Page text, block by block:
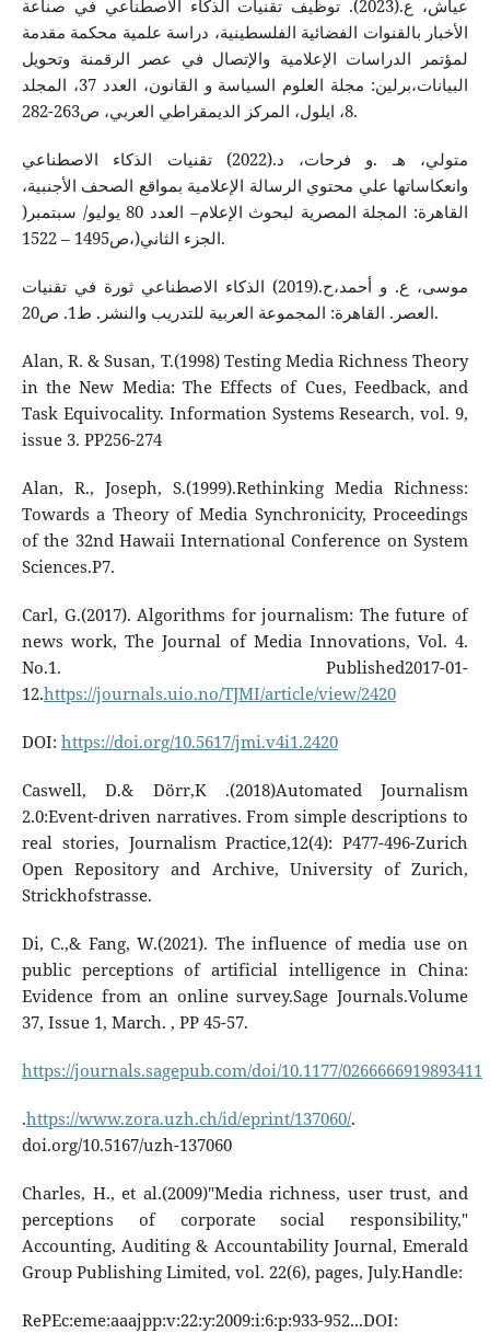
عياش، ع.(2023). توظيف تقنيات الذكاء الاصطناعي في صناعة
الأخبار بالقنوات الفضائية الفلسطينية، دراسة علمية محكمة مقدمة
لمؤتمر الدراسات الإعلامية والإتصال في عصر الرقمنة وتحويل
البيانات،برلين: مجلة العلوم السياسة و القانون، العدد 37، المجلد
8، ايلول، المركز الديمقراطي العربي، ص263-282.
متولي، هـ .و فرحات، د.(2022) تقنيات الذكاء الاصطناعي
وانعكاساتها علي محتوي الرسالة الإعلامية بمواقع الصحف الأجنبية،
القاهرة: المجلة المصرية لبحوث الإعلام– العدد 80 يوليو/ سبتمبر(
الجزء الثاني(،ص1495 – 1522.
موسى، ع. و أحمد،ح.(2019) الذكاء الاصطناعي ثورة في تقنيات
العصر. القاهرة: المجموعة العربية للتدريب والنشر. ط1. ص20.
Alan, R. & Susan, T.(1998) Testing Media Richness Theory
in the New Media: The Effects of Cues, Feedback, and
Task Equivocality. Information Systems Research, vol. 9,
issue 3. PP256-274
Alan, R., Joseph, S.(1999).Rethinking Media Richness:
Towards a Theory of Media Synchronicity, Proceedings
of the 32nd Hawaii International Conference on System
Sciences.P7.
Carl, G.(2017). Algorithms for journalism: The future of
news work, The Journal of Media Innovations, Vol. 4.
No.1. Published2017-01-
12.https://journals.uio.no/TJMI/article/view/2420
DOI: https://doi.org/10.5617/jmi.v4i1.2420
Caswell, D.& Dörr,K .(2018)Automated Journalism
2.0:Event-driven narratives. From simple descriptions to
real stories, Journalism Practice,12(4): P477-496-Zurich
Open Repository and Archive, University of Zurich,
Strickhofstrasse.
Di, C.,& Fang, W.(2021). The influence of media use on
public perceptions of artificial intelligence in China:
Evidence from an online survey.Sage Journals.Volume
37, Issue 1, March. , PP 45-57.
https://journals.sagepub.com/doi/10.1177/0266666919893411
.https://www.zora.uzh.ch/id/eprint/137060/.
doi.org/10.5167/uzh-137060
Charles, H., et al.(2009)"Media richness, user trust, and
perceptions of corporate social responsibility,"
Accounting, Auditing & Accountability Journal, Emerald
Group Publishing Limited, vol. 22(6), pages, July.Handle:
RePEc:eme:aaajpp:v:22:y:2009:i:6:p:933-952...DOI: